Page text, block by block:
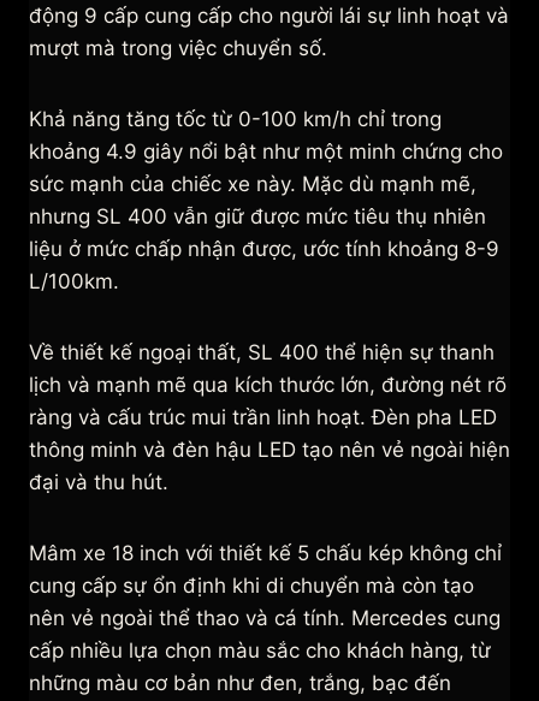
động 9 cấp cung cấp cho người lái sự linh hoạt và
mượt mà trong việc chuyển số.
Khả năng tăng tốc từ 0-100 km/h chỉ trong
khoảng 4.9 giây nổi bật như một minh chứng cho
sức mạnh của chiếc xe này. Mặc dù mạnh mẽ,
nhưng SL 400 vẫn giữ được mức tiêu thụ nhiên
liệu ở mức chấp nhận được, ước tính khoảng 8-9
L/100km.
Về thiết kế ngoại thất, SL 400 thể hiện sự thanh
lịch và mạnh mẽ qua kích thước lớn, đường nét rõ
ràng và cấu trúc mui trần linh hoạt. Đèn pha LED
thông minh và đèn hậu LED tạo nên vẻ ngoài hiện
đại và thu hút.
Mâm xe 18 inch với thiết kế 5 chấu kép không chỉ
cung cấp sự ổn định khi di chuyển mà còn tạo
nên vẻ ngoài thể thao và cá tính. Mercedes cung
cấp nhiều lựa chọn màu sắc cho khách hàng, từ
những màu cơ bản như đen, trắng, bạc đến